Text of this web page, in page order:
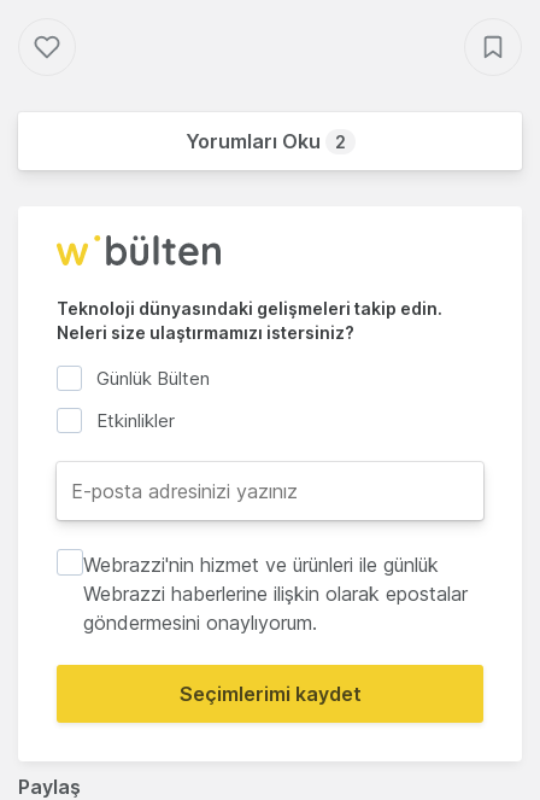
Paylaş
Yorumları Oku 2
Teknoloji dünyasındaki gelişmeleri takip edin.
Neleri size ulaştırmamızı istersiniz?
Günlük Bülten
Etkinlikler
Webrazzi'nin hizmet ve ürünleri ile günlük
Webrazzi haberlerine ilişkin olarak epostalar
göndermesini onaylıyorum.
Seçimlerimi kaydet